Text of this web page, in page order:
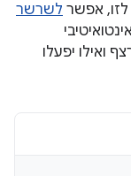
אפשר לשרשר
ואילו יפעלו